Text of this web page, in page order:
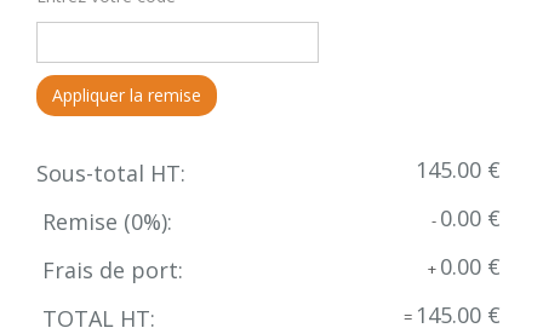
Appliquer la remise
Sous-total HT:
145.00 €
Remise (0%): - 0.00 €
Frais de port:
+ 0.00 €
TOTAL HT:
= 145.00 €